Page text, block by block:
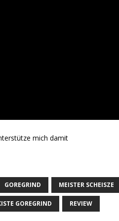
mich damit
GOREGRIND MEISTER SCHEISZE
GOREGRIND REVIEW